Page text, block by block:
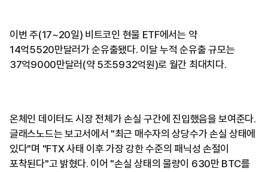
이번 주(17~20일) 비트코인 현물 ETF에서는 약
14억5520만달러가 순유출됐다. 이달 누적 순유출 규모는
37억9000만달러(약 5조5932억원)로 월간 최대치다.
온체인 데이터도 시장 전체가 손실 구간에 진입했음을 보여준다.
글래스노드는 보고서에서 "최근 매수자의 상당수가 손실 상태에
있다"며 "FTX 사태 이후 가장 강한 수준의 패닉성 손절이
포착된다"고 밝혔다. 이어 "손실 상태의 물량이 630만 BTC를